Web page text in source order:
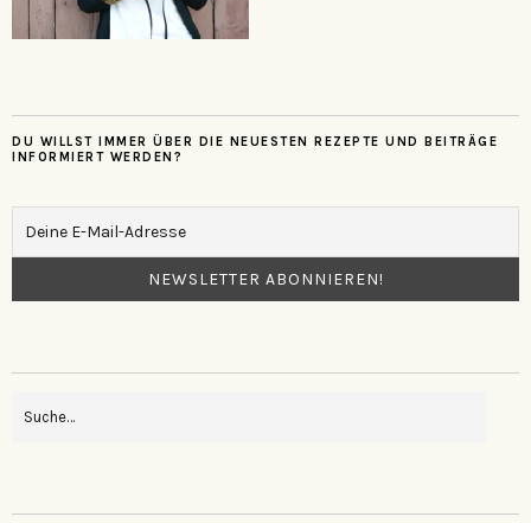
DU WILLST IMMER ÜBER DIE NEUESTEN REZEPTE UND BEITRÄGE
INFORMIERT WERDEN?